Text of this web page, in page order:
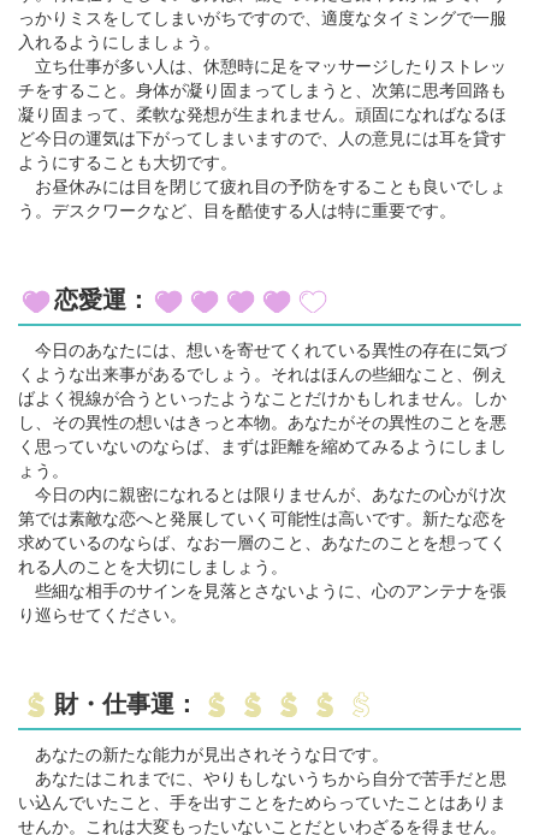
っかりミスをしてしまいがちですので、適度なタイミングで一服
入れるようにしましょう。
立ち仕事が多い人は、休憩時に足をマッサージしたりストレッ
チをすること。身体が凝り固まってしまうと、次第に思考回路も
凝り固まって、柔軟な発想が生まれません。頑固になればなるほ
ど今日の運気は下がってしまいますので、人の意見には耳を貸す
ようにすることも大切です。
お昼休みには目を閉じて疲れ目の予防をすることも良いでしょ
う。デスクワークなど、目を酷使する人は特に重要です。
恋愛運：
今日のあなたには、想いを寄せてくれている異性の存在に気づ
くような出来事があるでしょう。それはほんの些細なこと、例え
ばよく視線が合うといったようなことだけかもしれません。しか
し、その異性の想いはきっと本物。あなたがその異性のことを悪
く思っていないのならば、まずは距離を縮めてみるようにしまし
ょう。
今日の内に親密になれるとは限りませんが、あなたの心がけ次
第では素敵な恋へと発展していく可能性は高いです。新たな恋を
求めているのならば、なお一層のこと、あなたのことを想ってく
れる人のことを大切にしましょう。
些細な相手のサインを見落とさないように、心のアンテナを張
り巡らせてください。
財・仕事運：
あなたの新たな能力が見出されそうな日です。
あなたはこれまでに、やりもしないうちから自分で苦手だと思
い込んでいたこと、手を出すことをためらっていたことはありま
せんか。これは大変もったいないことだといわざるを得ません。